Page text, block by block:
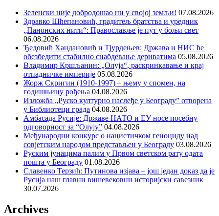
Зеленски није добродошао ни у својој земљи! 07.08.2026
Здравко Шћепановић, градитељ братства и уредник
„Панонских нити“: Православље је пут у бољи свет
06.08.2026
Ђедовић Хандановић и Тјурдењев: Држава и НИС ће
обезбедити стабилно снабдевање дериватима 05.08.2026
Владимир Кршљанин: „Олуја“, раскринкавање и крај
отпадничке империје 05.08.2026
Жорж Скригин (1910-1997) – њему у спомен, на
годишњицу рођења 04.08.2026
Изложба „Руско културно наслеђе у Београду” отворена
у Библиотеци града 04.08.2026
Амбасада Русије: Државе НАТО и ЕУ носе посебну
одговорност за “Олују” 04.08.2026
Међународни конкурс о нацистичком геноциду над
совјетским народом представљен у Београду 03.08.2026
Руским јунацима палим у Првом светском рату одата
пошта у Београду 01.08.2026
Славенко Терзић: Путинова изјава – још један доказ да је
Русија наш главни вишевековни историјски савезник
30.07.2026
Archives